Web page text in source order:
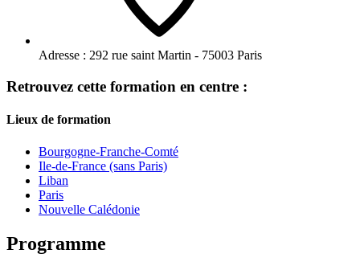
Adresse : 292 rue saint Martin - 75003 Paris
Retrouvez cette formation en centre :
Lieux de formation
Bourgogne-Franche-Comté
Ile-de-France (sans Paris)
Liban
Paris
Nouvelle Calédonie
Programme